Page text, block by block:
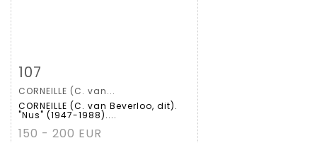
Gedetailleerde
fiche
107
CORNEILLE (C. van...
CORNEILLE (C. van Beverloo, dit).
"Nus" (1947-1988)....
150 - 200 EUR